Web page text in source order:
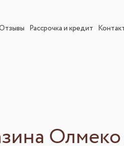
Рассрочка и кредит